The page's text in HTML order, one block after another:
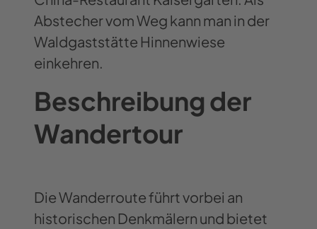
Abstecher vom Weg kann man in der
Waldgaststätte Hinnenwiese
einkehren.
Beschreibung der
Wandertour
Die Wanderroute führt vorbei an
historischen Denkmälern und bietet